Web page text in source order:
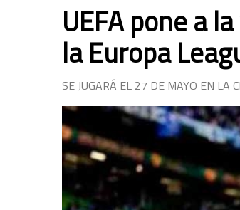
UEFA pone a
la Europa
SE JUGARÁ EL 27 DE MAYO EN LA